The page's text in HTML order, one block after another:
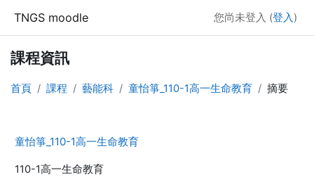
TNGS moodle 您尚未登入 (登入 )
課程資訊
首頁 課程 藝能科 童怡箏_110-1高一生命教育 摘要
童怡箏_110-1高一生命教育
110-1高一生命教育